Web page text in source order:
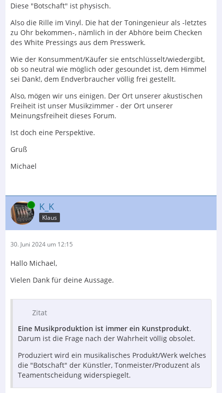
Diese "Botschaft" ist physisch.
Also die Rille im Vinyl. Die hat der Toningenieur als -letztes
zu Ohr bekommen-, nämlich in der Abhöre beim Checken
des White Pressings aus dem Presswerk.
Wie der Konsumment/Käufer sie entschlüsselt/wiedergibt,
ob so neutral wie möglich oder gesoundet ist, dem Himmel
sei Dank!, dem Endverbraucher völlig frei gestellt.
Also, mögen wir uns einigen. Der Ort unserer akustischen
Freiheit ist unser Musikzimmer - der Ort unserer
Meinungsfreiheit dieses Forum.
Ist doch eine Perspektive.
Gruß
Michael
Online K_K
Klaus
30. Juni 2024 um 12:15
Hallo Michael,
Vielen Dank für deine Aussage.
Zitat
Eine Musikproduktion ist immer ein Kunstprodukt.
Darum ist die Frage nach der Wahrheit völlig obsolet.
Produziert wird ein musikalisches Produkt/Werk welches
die "Botschaft" der Künstler, Tonmeister/Produzent als
Teamentscheidung widerspiegelt.